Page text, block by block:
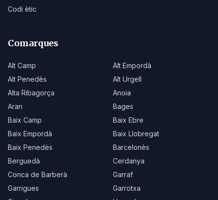
Codi ètic
Comarques
Alt Camp
Alt Empordà
Alt Penedès
Alt Urgell
Alta Ribagorça
Anoia
Aran
Bages
Baix Camp
Baix Ebre
Baix Empordà
Baix Llobregat
Baix Penedès
Barcelonès
Berguedà
Cerdanya
Conca de Barberà
Garraf
Garrigues
Garrotxa